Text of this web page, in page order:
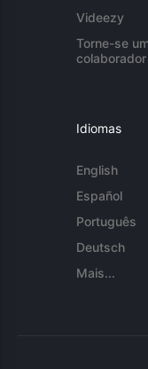
Videezy
Torne-se
colaborador
Idiomas
English
Español
Português
Deutsch
Mais...